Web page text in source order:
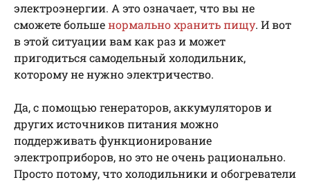
электроэнергии. А это означает, что вы не
сможете большенормально хранить пищу. И вот
в этой ситуации вам как раз и может
пригодиться самодельный холодильник,
которому не нужно электричество.
Да, с помощью генераторов, аккумуляторов и
других источников питания можно
поддерживать функционирование
электроприборов, но это не очень рационально.
Просто потому, что холодильники и обогреватели